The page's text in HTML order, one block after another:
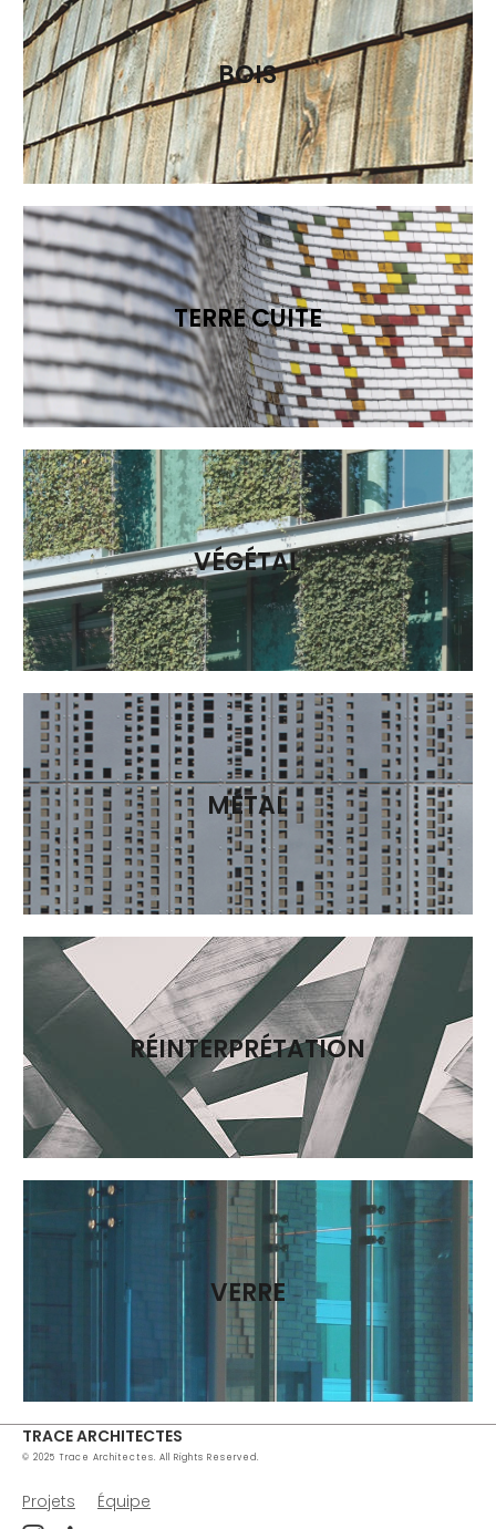
BOIS
TERRE CUITE
VÉGÉTAL
MÉTAL
RÉINTERPRÉTATION
VERRE
TRACE ARCHITECTES
© 2025 Trace Architectes. All Rights Reserved.
Projets Équipe